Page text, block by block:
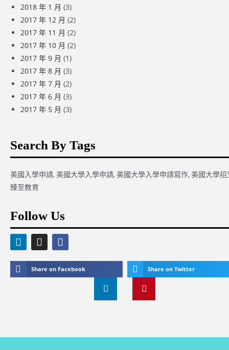
2018 年 1 月 (3)
2017 年 12 月 (2)
2017 年 11 月 (2)
2017 年 10 月 (2)
2017 年 9 月 (1)
2017 年 8 月 (3)
2017 年 7 月 (2)
2017 年 6 月 (3)
2017 年 5 月 (3)
Search By Tags
美國入學申請, 美國大學入學申請, 美國大學入學申請寫作, 美國大學招
臻至教育
Follow Us
Share on Facebook Share on Twitter